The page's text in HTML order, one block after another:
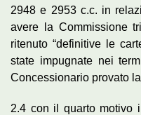
2948 e 2953 c.c. in
avere la Commissione
ritenuto “definitive le
state impugnate nei
Concessionario provato
2.4 con il quarto motivo